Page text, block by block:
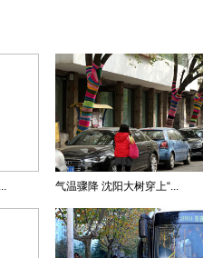
气温骤降 沈阳大树穿上“...